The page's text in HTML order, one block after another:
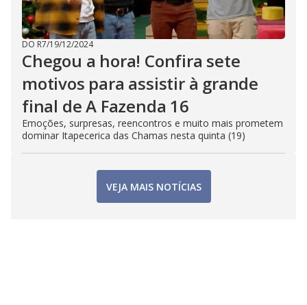
DO R7/19/12/2024
Chegou a hora! Confira sete
motivos para assistir à grande
final de A Fazenda 16
Emoções, surpresas, reencontros e muito mais prometem
dominar Itapecerica das Chamas nesta quinta (19)
VEJA MAIS NOTÍCIAS